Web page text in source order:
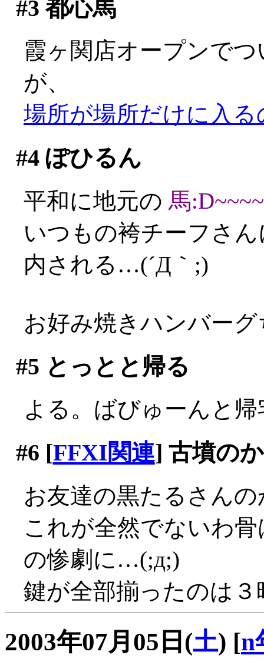
#3 都心馬
霞ヶ関店オープンで
が、
場所が場所だけに入
#4ぽひるん
平和に地元の 馬
いつもの袴チーフさ
内される…(´Д｀;)
お好み焼きハンバー
#5 とっとと帰る
よる。ばびゅーんと帰
#6 [FFXI関連] 古墳の
お友達の黒たるさん
これが全然でないわ
の惨劇に…(;д;)
鍵が全部揃ったのは
2003年07月05日(土) [n